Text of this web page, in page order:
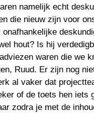
namelijk echt
die nieuw zijn voor
hout? Is hij
Ruud. Er zijn nog
al vaker dat
of de toets hen iets
zodra je met de